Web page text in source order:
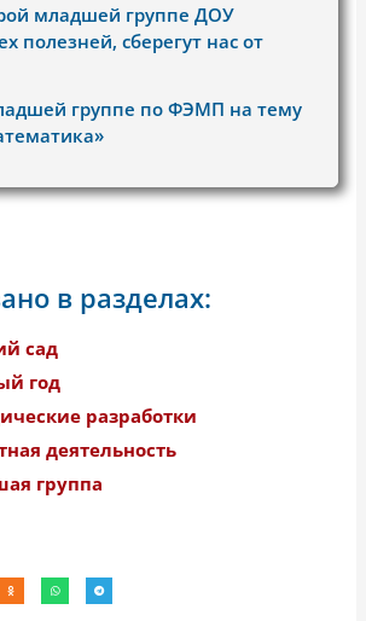
младшей группе ДОУ
полезней, сберегут нас от
группе по ФЭМП на тему
в разделах:
сад
год
разработки
деятельность
группа